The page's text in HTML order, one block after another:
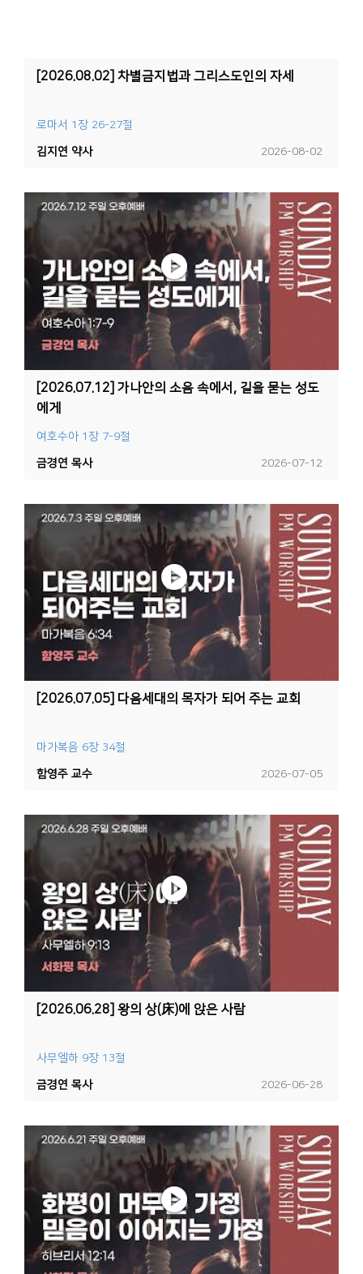
[2026.08.02] 차별금지법과 그리스도인의 자세
로마서 1장 26-27절
2026-08-02
김지연 약사
[2026.07.12] 가나안의 소음 속에서, 길을 묻는 성도
에게
여호수아 1장 7-9절
2026-07-12
금경연 목사
[2026.07.05] 다음세대의 목자가 되어 주는 교회
마가복음 6장 34절
2026-07-05
함영주 교수
[2026.06.28] 왕의 상(床)에 앉은 사람
사무엘하 9장 13절
2026-06-28
금경연 목사